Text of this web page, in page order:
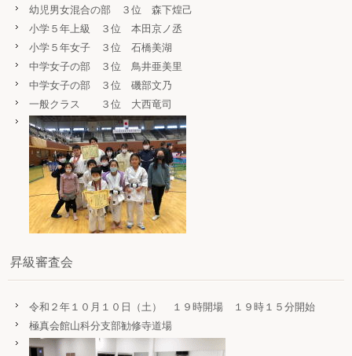
幼児男女混合の部 ３位 森下煌己
小学５年上級 ３位 本田京ノ丞
小学５年女子 ３位 石橋美湖
中学女子の部 ３位 鳥井亜美里
中学女子の部 ３位 磯部文乃
一般クラス ３位 大西竜司
昇級審査会
令和２年１０月１０日（土） １９時開場 １９時１５分開始
極真会館山科分支部勧修寺道場